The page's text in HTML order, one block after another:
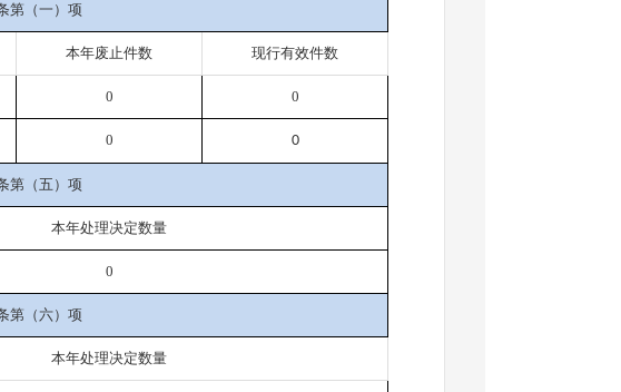
第（一）项
本年废止件数 现行有效件数
0 0
0 0
第（五）项
本年处理决定数量
0
第（六）项
本年处理决定数量